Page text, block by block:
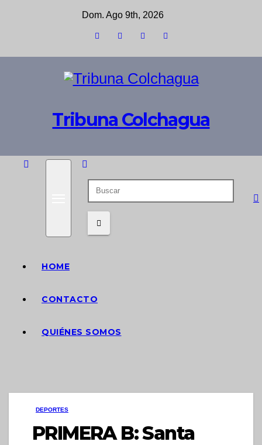
Dom. Ago 9th, 2026
Tribuna Colchagua
HOME
CONTACTO
QUIÉNES SOMOS
DEPORTES
PRIMERA B: Santa